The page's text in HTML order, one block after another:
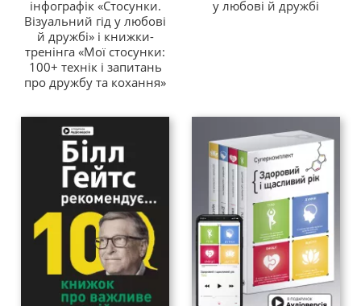
інфографік «Стосунки.
Візуальний гід у любові
й дружбі» і книжки-
тренінга «Мої стосунки:
100+ технік і запитань
про дружбу та кохання»
у любові й дружбі